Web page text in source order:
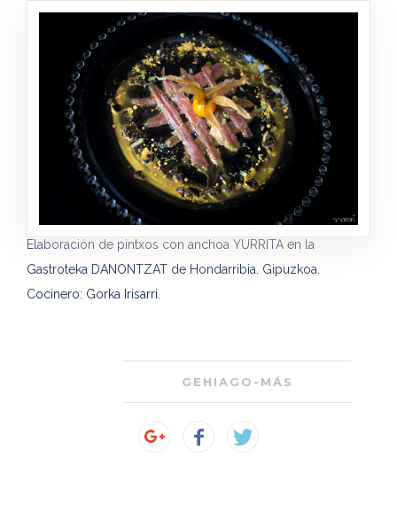
Elaboración de pintxos con anchoa YURRITA en la
Gastroteka DANONTZAT de Hondarribia. Gipuzkoa.
Cocinero: Gorka Irisarri.
GEHIAGO-MÁS